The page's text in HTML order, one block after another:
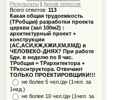
Результаты |Архив опросов
Всего ответов:113
Какая общая трудоемкость
(ТРобщая) разработки проекта
церкви (зал 100м2) :
архитектурный проект +
конструкции
(АС,АСИ,КЖ,КЖИ,КМ,КМД) в
ЧЕЛОВЕКО-ДНЯХ? При работе
5дн. в неделю по 8 час.
ТРобщая = ТРархитектора +
ТРкоснтруктора. Отвечают
ТОЛЬКО ПРОЕКТИРОВЩИКИ!!!
не более 5 чел./дн (1чел. за
1нед.)
не более 10 чел./дн (1чел. за